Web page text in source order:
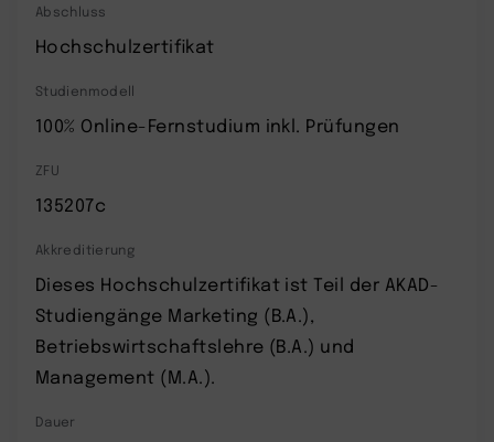
Abschluss
Hochschulzertifikat
Studienmodell
100% Online-Fernstudium inkl. Prüfungen
ZFU
135207c
Akkreditierung
Dieses Hochschulzertifikat ist Teil der AKAD-
Studiengänge Marketing (B.A.),
Betriebswirtschaftslehre (B.A.) und
Management (M.A.).
Dauer